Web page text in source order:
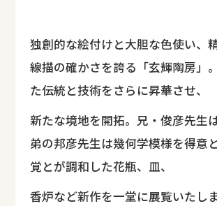
独創的な絵付けと大胆な色使い、
線描の確かさを誇る「玄輝陶房」
た伝統と技術をさらに昇華させ、
新たな境地を開拓。兄・俊彦先生
弟の邦彦先生は幾何学模様を得意
覚とが調和した花瓶、皿、
香炉など新作を一堂に展覧いたしま